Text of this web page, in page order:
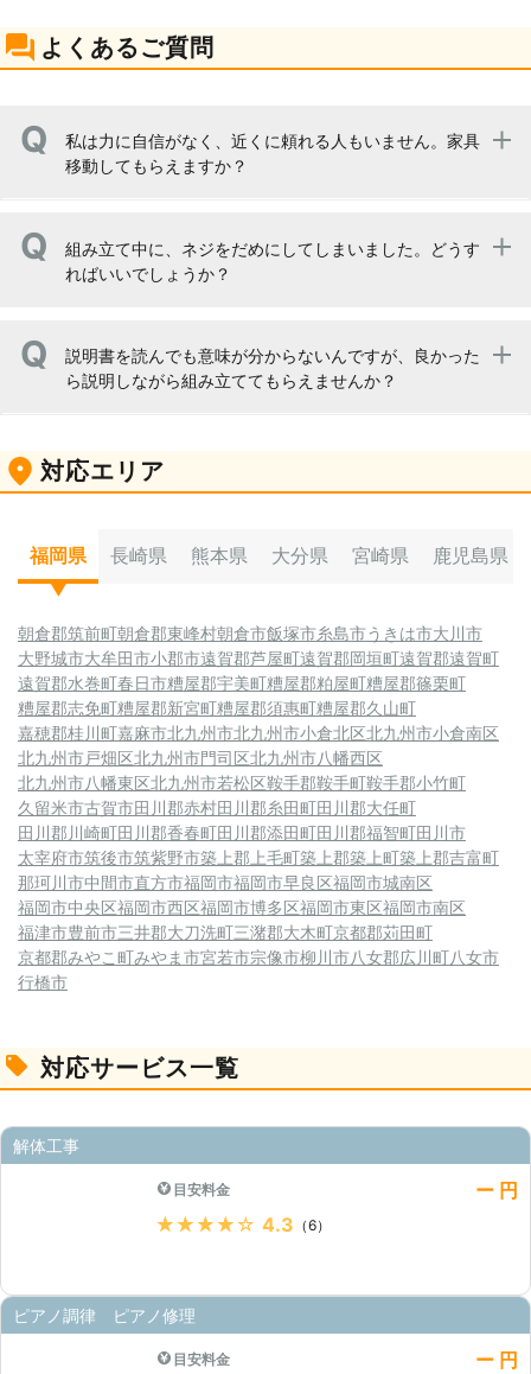
よくあるご質問
私は力に自信がなく、近くに頼れる人もいません。家具
移動してもらえますか？
て作業致しますので、ご安心ください。場合によっては、
お客様にお尋ねしたり、お願い申し上げることもあります
組み立て中に、ネジをだめにしてしまいました。どうす
ればいいでしょうか？
と正確にお答えすることが出来ます。代用品等を使用する
ことで問題なく使用できることがありますので、是非ご相
ねじ山に負担をかけることなく回すことが出来ます。
説明書を読んでも意味が分からないんですが、良かった
ら説明しながら組み立ててもらえませんか？
がら組み立てさせていただきます。もし、作業の際にご不
明な点やお気づきになったことがございましたら、遠慮な
対応エリア
福岡県 長崎県 熊本県 大分県 宮崎県 鹿児島県
朝倉郡筑前町朝倉郡東峰村朝倉市飯塚市糸島市うきは市大川市
大野城市大牟田市小郡市遠賀郡芦屋町遠賀郡岡垣町遠賀郡遠賀町
遠賀郡水巻町春日市糟屋郡宇美町糟屋郡粕屋町糟屋郡篠栗町
糟屋郡志免町糟屋郡新宮町糟屋郡須惠町糟屋郡久山町
嘉穂郡桂川町嘉麻市北九州市北九州市小倉北区北九州市小倉南区
北九州市戸畑区北九州市門司区北九州市八幡西区
北九州市八幡東区北九州市若松区鞍手郡鞍手町鞍手郡小竹町
久留米市古賀市田川郡赤村田川郡糸田町田川郡大任町
田川郡川崎町田川郡香春町田川郡添田町田川郡福智町田川市
太宰府市筑後市筑紫野市築上郡上毛町築上郡築上町築上郡吉富町
那珂川市中間市直方市福岡市福岡市早良区福岡市城南区
福岡市中央区福岡市西区福岡市博多区福岡市東区福岡市南区
福津市豊前市三井郡大刀洗町三潴郡大木町京都郡苅田町
京都郡みやこ町みやま市宮若市宗像市柳川市八女郡広川町八女市
行橋市
対応サービス一覧
解体工事
目安料金
ー 円
★★★★★ 4.3 （6）
ピアノ調律 ピアノ修理
目安料金
ー 円